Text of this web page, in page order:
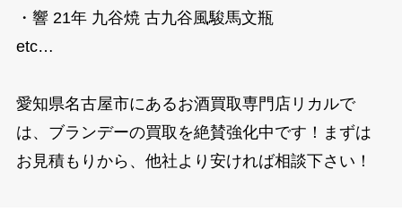
・響 21年 九谷焼 古九谷風駿馬文瓶
etc…
愛知県名古屋市にあるお酒買取専門店リカルで
は、ブランデーの買取を絶賛強化中です！まずは
お見積もりから、他社より安ければ相談下さい！